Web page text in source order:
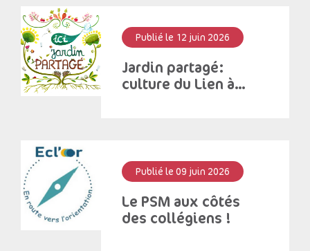
Publié le 12 juin 2026
Jardin partagé:
culture du Lien à
Publié le 09 juin 2026
Le PSM aux côtés
des collégiens !